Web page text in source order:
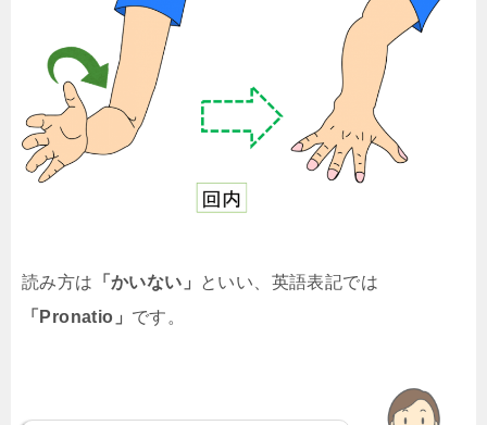
読み方は 「かいない」
といい、英語表記では
「Pronatio」 です。